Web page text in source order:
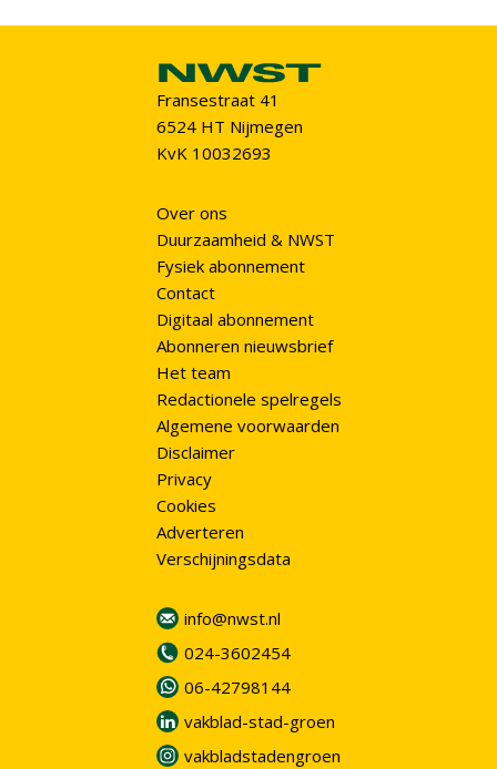
Fransestraat 41
6524 HT Nijmegen
KvK 10032693
Over ons
Duurzaamheid & NWST
Fysiek abonnement
Contact
Digitaal abonnement
Abonneren nieuwsbrief
Het team
Redactionele spelregels
Algemene voorwaarden
Disclaimer
Privacy
Cookies
Adverteren
Verschijningsdata
info@nwst.nl
024-3602454
06-42798144
vakblad-stad-groen
vakbladstadengroen